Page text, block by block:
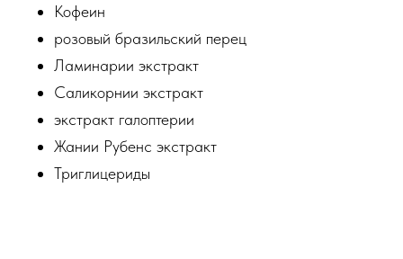
Кофеин
розовый бразильский перец
Ламинарии экстракт
Саликорнии экстракт
экстракт галоптерии
Жании Рубенс экстракт
Триглицериды